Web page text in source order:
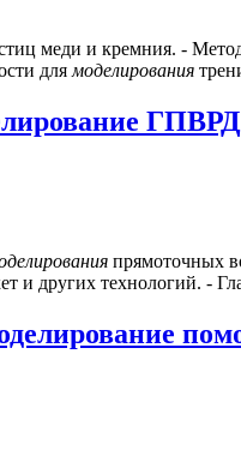
меди и кремния. -
длямоделирования
ГПВРД
прямоточных
и других технологий. -